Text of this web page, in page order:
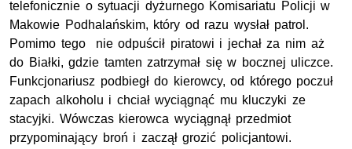
telefonicznie o sytuacji dyżurnego Komisariatu Policji w
Makowie Podhalańskim, który od razu wysłał patrol.
Pomimo tego nie odpuścił piratowi i jechał za nim aż
do Białki, gdzie tamten zatrzymał się w bocznej uliczce.
Funkcjonariusz podbiegł do kierowcy, od którego poczuł
zapach alkoholu i chciał wyciągnąć mu kluczyki ze
stacyjki. Wówczas kierowca wyciągnął przedmiot
przypominający broń i zaczął grozić policjantowi.